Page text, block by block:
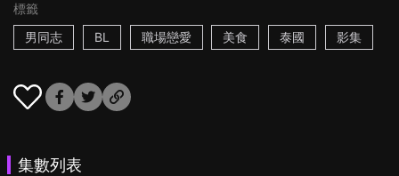
標籤
男同志
BL 職場戀愛 美食 泰國 影集
集數列表